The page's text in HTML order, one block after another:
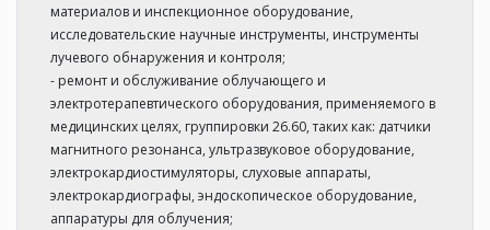
материалов и инспекционное оборудование,
исследовательские научные инструменты, инструменты
лучевого обнаружения и контроля;
- ремонт и обслуживание облучающего и
электротерапевтического оборудования, применяемого в
медицинских целях, группировки 26.60, таких как: датчики
магнитного резонанса, ультразвуковое оборудование,
электрокардиостимуляторы, слуховые аппараты,
электрокардиографы, эндоскопическое оборудование,
аппаратуры для облучения;